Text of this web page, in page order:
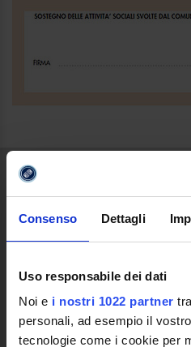
Consenso Dettagli
Uso responsabile dei dati
Noi e i nostri 1022 partner
personali, ad esempio il
tecnologie come i cookie per
Le ragioni di una
Quale
Decreto
Statuto e